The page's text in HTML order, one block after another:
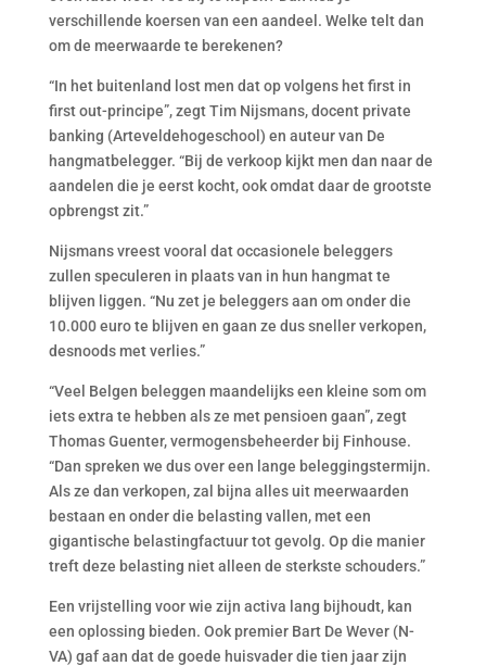
verschillende koersen van een aandeel. Welke telt dan
om de meerwaarde te berekenen?
“In het buitenland lost men dat op volgens het first in
first out-principe”, zegt Tim Nijsmans, docent private
banking (Arteveldehogeschool) en auteur van De
hangmatbelegger. “Bij de verkoop kijkt men dan naar de
aandelen die je eerst kocht, ook omdat daar de grootste
opbrengst zit.”
Nijsmans vreest vooral dat occasionele beleggers
zullen speculeren in plaats van in hun hangmat te
blijven liggen. “Nu zet je beleggers aan om onder die
10.000 euro te blijven en gaan ze dus sneller verkopen,
desnoods met verlies.”
“Veel Belgen beleggen maandelijks een kleine som om
iets extra te hebben als ze met pensioen gaan”, zegt
Thomas Guenter, vermogensbeheerder bij Finhouse.
“Dan spreken we dus over een lange beleggingstermijn.
Als ze dan verkopen, zal bijna alles uit meerwaarden
bestaan en onder die belasting vallen, met een
gigantische belastingfactuur tot gevolg. Op die manier
treft deze belasting niet alleen de sterkste schouders.”
Een vrijstelling voor wie zijn activa lang bijhoudt, kan
een oplossing bieden. Ook premier Bart De Wever (N-
VA) gaf aan dat de goede huisvader die tien jaar zijn